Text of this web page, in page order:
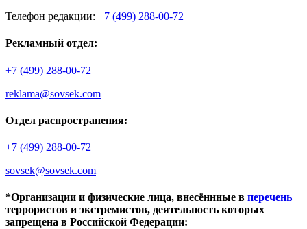
Телефон редакции: +7 (499) 288-00-72
Рекламный отдел:
+7 (499) 288-00-72
reklama@sovsek.com
Отдел распространения:
+7 (499) 288-00-72
sovsek@sovsek.com
*Организации и физические лица, внесённные в перечень
террористов и экстремистов, деятельность которых
запрещена в Российской Федерации: